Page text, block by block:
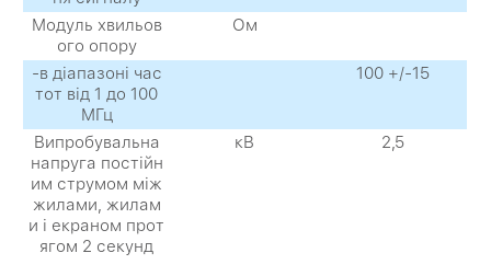
Модуль хвильов
ого опору
Ом
-в діапазоні час
тот від 1 до 100
МГц
100 +/-15
Випробувальна
напруга постійн
им струмом між
жилами, жилам
и і екраном прот
ягом 2 секунд
кВ 2,5